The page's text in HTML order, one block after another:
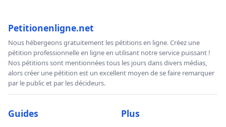
Petitionenligne.net
Nous hébergeons gratuitement les pétitions en ligne. Créez une
pétition professionnelle en ligne en utilisant notre service puissant !
Nos pétitions sont mentionnées tous les jours dans divers médias,
alors créer une pétition est un excellent moyen de se faire remarquer
par le public et par les décideurs.
Guides Plus